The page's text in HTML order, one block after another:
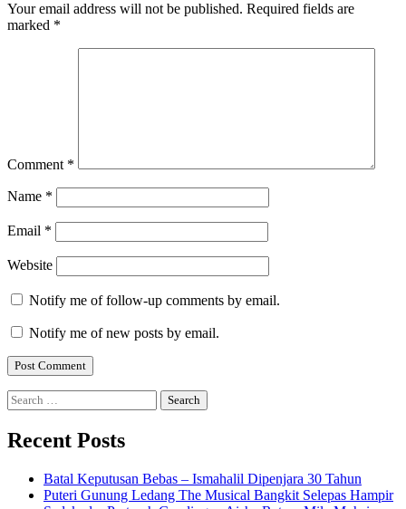
Your email address will not be published. Required fields are
marked *
Comment *
Name *
Email *
Website
Notify me of follow-up comments by email.
Notify me of new posts by email.
Search
for:
Recent Posts
Batal Keputusan Bebas – Ismahalil Dipenjara 30 Tahun
Puteri Gunung Ledang The Musical Bangkit Selepas Hampir